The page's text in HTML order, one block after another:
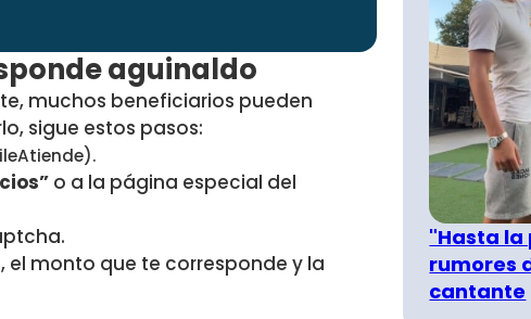
aguinaldo
muchos beneficiarios pueden
sigue estos pasos:
o a la página especial del
el monto que te corresponde y la
"Hasta la
rumores
cantante